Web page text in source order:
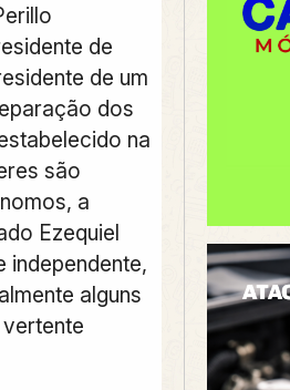
de
de um
dos
na
são
a
Ezequiel
independente,
alguns